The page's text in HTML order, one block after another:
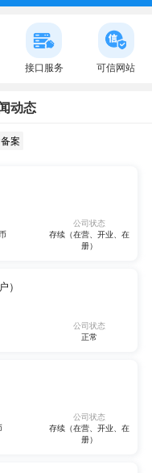
接口服务 可信网站
动态
案
公司状态
存续（在营、开业、在
册）
）
公司状态
正常
公司状态
存续（在营、开业、在
册）